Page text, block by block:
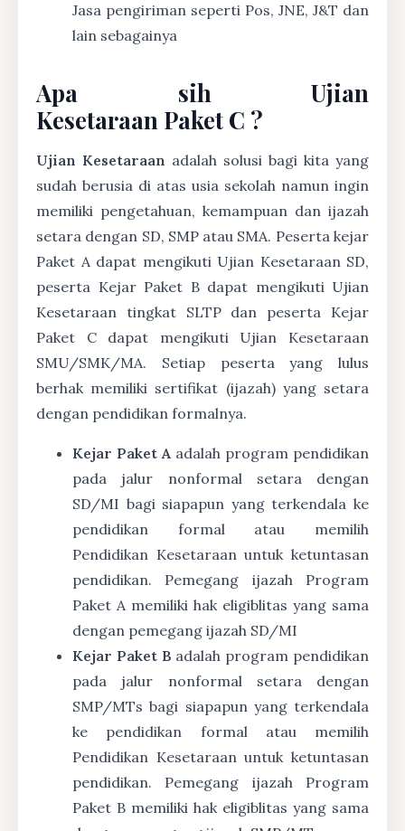
Jasa pengiriman seperti Pos, JNE, J&T dan
lain sebagainya
Apa sih Ujian
Kesetaraan Paket C ?
Ujian Kesetaraan adalah solusi bagi kita yang
sudah berusia di atas usia sekolah namun ingin
memiliki pengetahuan, kemampuan dan ijazah
setara dengan SD, SMP atau SMA. Peserta kejar
Paket A dapat mengikuti Ujian Kesetaraan SD,
peserta Kejar Paket B dapat mengikuti Ujian
Kesetaraan tingkat SLTP dan peserta Kejar
Paket C dapat mengikuti Ujian Kesetaraan
SMU/SMK/MA. Setiap peserta yang lulus
berhak memiliki sertifikat (ijazah) yang setara
dengan pendidikan formalnya.
Kejar Paket A adalah program pendidikan
pada jalur nonformal setara dengan
SD/MI bagi siapapun yang terkendala ke
pendidikan formal atau memilih
Pendidikan Kesetaraan untuk ketuntasan
pendidikan. Pemegang ijazah Program
Paket A memiliki hak eligiblitas yang sama
dengan pemegang ijazah SD/MI
Kejar Paket B adalah program pendidikan
pada jalur nonformal setara dengan
SMP/MTs bagi siapapun yang terkendala
ke pendidikan formal atau memilih
Pendidikan Kesetaraan untuk ketuntasan
pendidikan. Pemegang ijazah Program
Paket B memiliki hak eligiblitas yang sama